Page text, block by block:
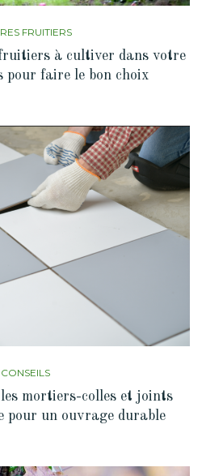
FRUITIERS
à cultiver dans votre
pour faire le bon choix
CONSEILS
les mortiers-colles et joints
pour un ouvrage durable